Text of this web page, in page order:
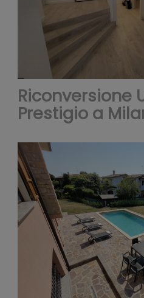
Riconversione
Prestigio a